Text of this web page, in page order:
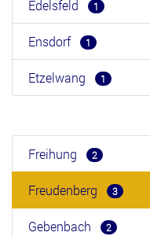
Edelsfeld 1
Ensdorf 1
Etzelwang 1
Freihung 2
Freudenberg 3
Gebenbach 2